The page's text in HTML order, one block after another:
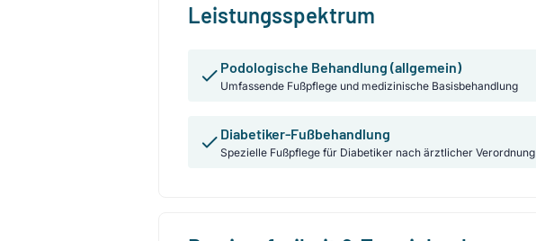
Leistungsspektrum
Podologische Behandlung (allgemein)
Umfassende Fußpflege und medizinische Basisbehandlung
Diabetiker-Fußbehandlung
Spezielle Fußpflege für Diabetiker nach ärztlicher Verordnung